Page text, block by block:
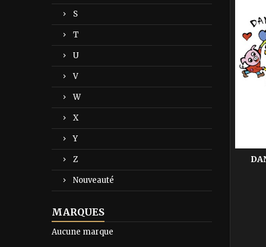
S
T
U
V
W
X
Y
Z
Nouveauté
MARQUES
Aucune marque